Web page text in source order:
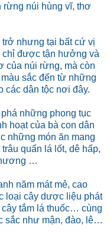
rừng núi hùng vĩ, thơ
trở nhưng tại bất cứ vị
chỉ được tận hưởng và
của núi rừng, mà còn
sắc đến từ những
các dân tộc nơi đây.
những phong tục
hoạt của bà con dân
những món ăn mang
quấn lá lốt, dê hấp,
…
năm mát mẻ, cao
loại cây dược liệu phát
cây tắm lá thuốc… cùng
sắc như mận, đào, lê…